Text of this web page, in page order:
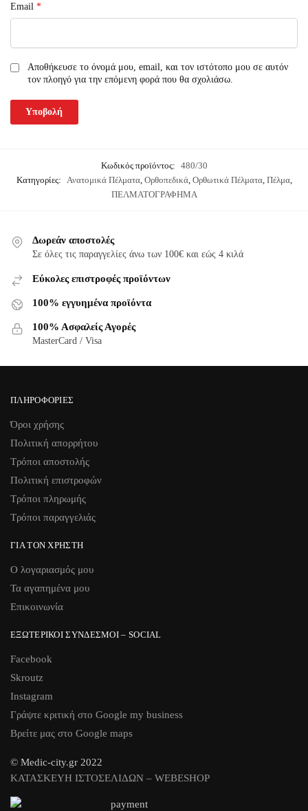
Email *
Αποθήκευσε το όνομά μου, email, και τον ιστότοπο μου σε αυτόν
τον πλοηγό για την επόμενη φορά που θα σχολιάσω.
Κωδικός προϊόντος: 480/30
Κατηγορίες: Ανατομικά Πέλματα, Ορθοπεδικά, Ορθωτικά Πέλματα, Πέλμα,
ΠΕΛΜΑΤΟΓΡΑΦΗΜΑ
Δωρεάν αποστολές
Σε όλες τις παραγγελίες άνω των 100€ και εώς 4 κιλά
Εύκολες επιστροφές προϊόντων
100% εγγυημένα προϊόντα
100% Ασφαλείς Αγορές
MasterCard / Visa
ΠΛΗΡΟΦΟΡΊΕΣ
Όροι χρήσης
Πολιτική απορρήτου
Τρόποι αποστολής
Πολιτική επιστροφών
Τρόποι πληρωμής
Τρόποι παραγγελιάς
ΓΙΑ ΤΟΝ ΧΡΉΣΤΗ
Ο λογαριασμός μου
Τα αγαπημένα μου
Επικοινωνία
ΕΞΩΤΕΡΙΚΟΊ ΣΎΝΔΕΣΜΟΙ – SOCIAL
Facebook
Skroutz
Instagram
Γράψτε κριτική στο Google my business
Βρείτε μας στο Google maps
© Medic-city.gr 2022
ΚΑΤΑΣΚΕΥΗ ΙΣΤΟΣΕΛΙΔΩΝ – WEBESHOP